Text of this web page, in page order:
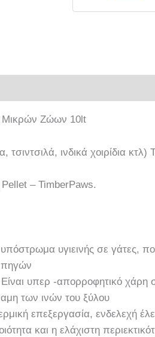
Μικρών Ζώων 10lt
ινδικά χοιρίδια
Pellet – TimberPaws.
υγιεινής σε γάτες,
πηγών
υπερ -απορροφητικό χάρη
των ινών του ξύλου
επεξεργασία, ενδελεχή
και η ελάχιστη